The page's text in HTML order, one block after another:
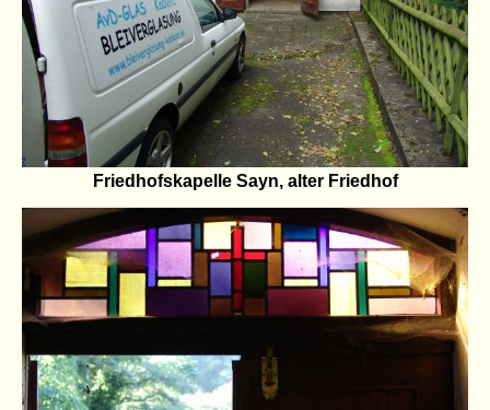
Friedhofskapelle Sayn, alter Friedhof